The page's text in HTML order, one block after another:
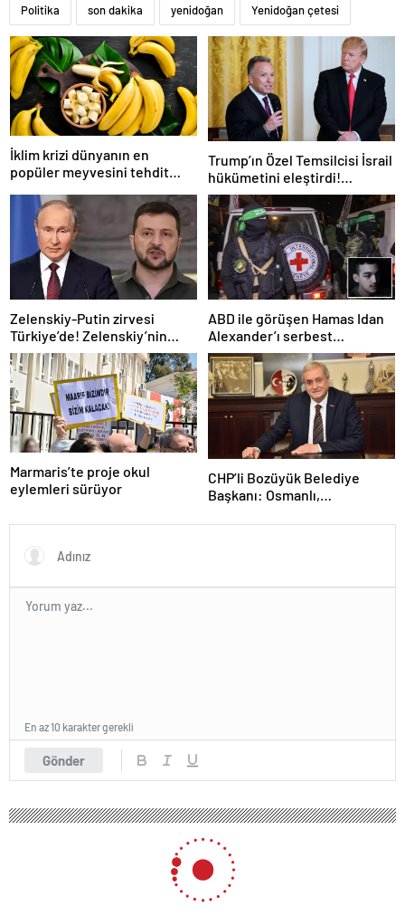
Politika son dakika yenidoğan Yenidoğan çetesi
İklim krizi dünyanın en
popüler meyvesini tehdit
karşı karşıya
Trump’ın Özel Temsilcisi İsrail
hükümetini eleştirdi!
‘Gazze’deki savaşı uzatıyorlar’
Zelenskiy-Putin zirvesi
Türkiye’de! Zelenskiy’nin
çağrısı dünya basınında
ABD ile görüşen Hamas Idan
Alexander’ı serbest
bırakacak! Türkiye’ye
teşekkür…
Marmaris’te proje okul
eylemleri sürüyor
CHP’li Bozüyük Belediye
Başkanı: Osmanlı,
sattı
Gönder
En az 10 karakter gerekli
Meryem Ana Evi Otoparkı Fiyat
İddialarına Yanıt Verildi